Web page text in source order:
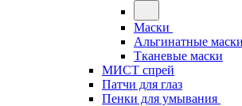
Маски
Альгинатные маски
Тканевые маски
МИСТ спрей
Патчи для глаз
Пенки для умывания